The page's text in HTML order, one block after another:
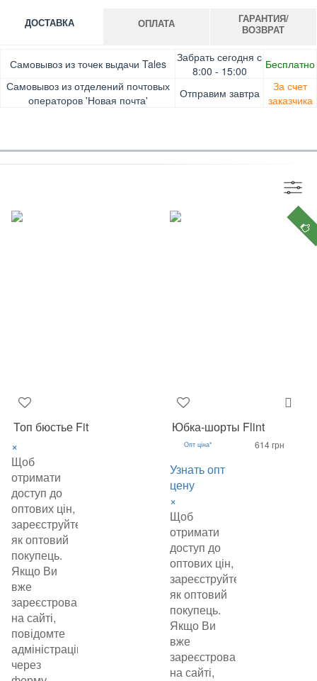
ДОСТАВКА
Самовывоз из точек выдачи Tales
Забрать сегодня с
8:00 - 15:00
Бесплатно
Самовывоз из отделений почтовых
операторов 'Новая почта'
Отправим завтра
За счет
заказчика
ОПЛАТА
Оплата при получении товара, Картой онлайн, Google
Pay, Безналичными для юридических лиц, Безналичными
для физических лиц, Apple Pay, Mastercard, Visa
ГАРАНТИЯ/
ВОЗВРАТ
Гарантия. Обмен/возврат товара в течение 14 дней.
Доставка за счет заказчика
Топ бюстье Fit
×
Щоб
отримати
доступ до
оптових цін,
зареєструйтеся
як оптовий
покупець.
Якщо Ви
вже
зареєстровані
на сайті,
повідомте
адміністрацію
через
Юбка-шорты Flint
Опт ціна*
Узнать опт
цену
×
Щоб
отримати
доступ до
оптових цін,
зареєструйтеся
як оптовий
покупець.
Якщо Ви
вже
зареєстровані
на сайті,
614 грн